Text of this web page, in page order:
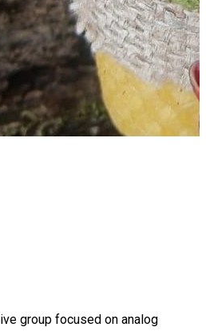
group focused on analog